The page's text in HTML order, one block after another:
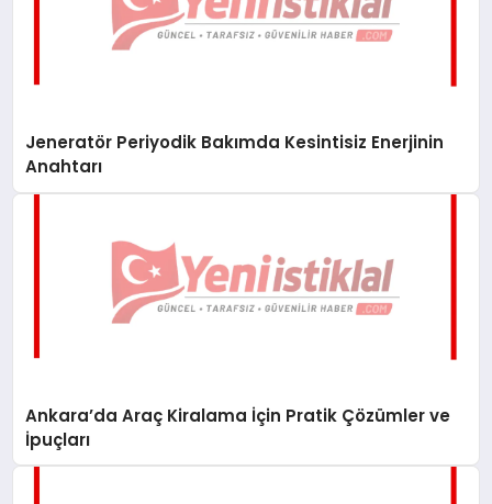
Jeneratör Periyodik Bakımda Kesintisiz Enerjinin
Anahtarı
Ankara’da Araç Kiralama İçin Pratik Çözümler ve
İpuçları